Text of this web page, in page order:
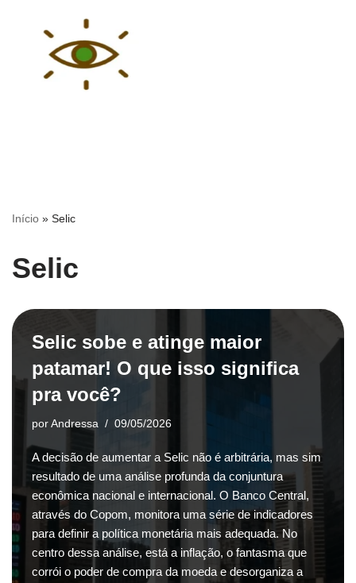
Início » Selic
Selic
Selic sobe e atinge maior
patamar! O que isso significa
pra você?
por Andressa 09/05/2026
A decisão de aumentar a Selic não é arbitrária, mas sim
resultado de uma análise profunda da conjuntura
econômica nacional e internacional. O Banco Central,
através do Copom, monitora uma série de indicadores
para definir a política monetária mais adequada. No
centro dessa análise, está a inflação, o fantasma que
corrói o poder de compra da moeda e desorganiza a